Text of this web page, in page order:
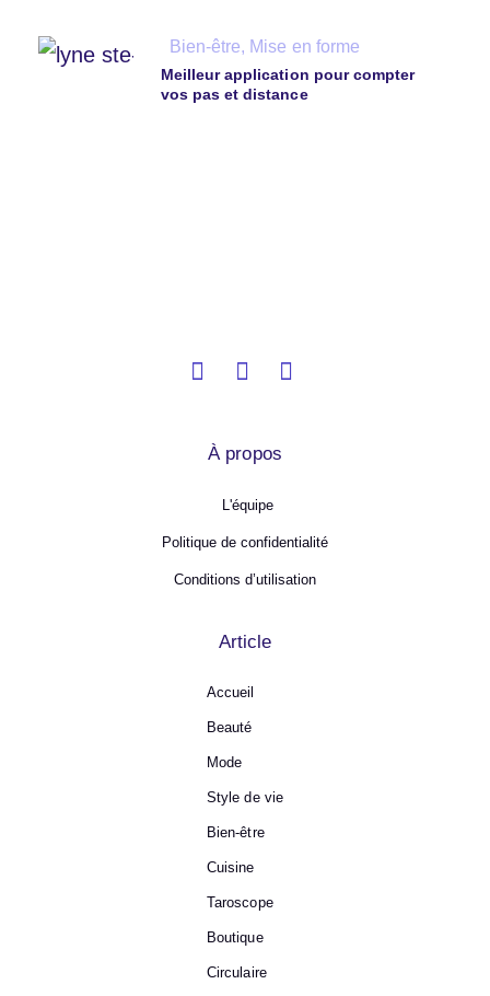
Bien-être, Mise en forme
Meilleur application pour compter
vos pas et distance
À propos
L'équipe
Politique de confidentialité
Conditions d’utilisation
Article
Accueil
Beauté
Mode
Style de vie
Bien-être
Cuisine
Taroscope
Boutique
Circulaire